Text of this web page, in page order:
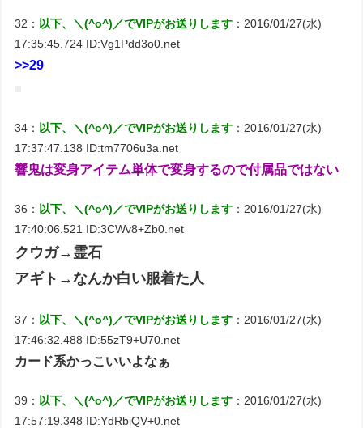
32： 以下、＼(^o^)／でVIPがお送りします ：2016/01/27(水)
17:35:45.724 ID:Vg1Pdd3o0.net
>>29
34： 以下、＼(^o^)／でVIPがお送りします ：2016/01/27(水)
17:37:47.138 ID:tm7706u3a.net
響鬼は変身アイテム単体で変身するので付属品ではない
36： 以下、＼(^o^)／でVIPがお送りします ：2016/01/27(水)
17:40:06.521 ID:3CWv8+Zb0.net
クウガ→霊石
アギト→なんか白い服着た人
37： 以下、＼(^o^)／でVIPがお送りします ：2016/01/27(水)
17:46:32.488 ID:55zT9+U70.net
カード系かっこいいよなぁ
39： 以下、＼(^o^)／でVIPがお送りします ：2016/01/27(水)
17:57:19.348 ID:YdRbiQV+0.net